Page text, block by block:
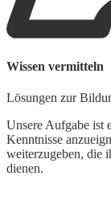
Wissen vermitteln
Lösungen zur
Unsere Aufgabe ist
Kenntnisse
weiterzugeben, die
dienen.